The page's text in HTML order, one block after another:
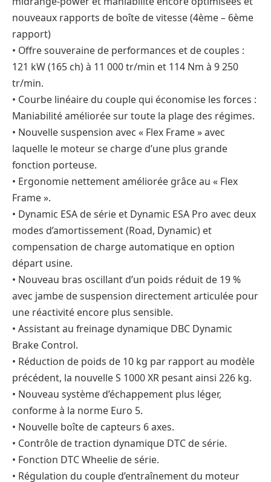
nouveaux rapports de boîte de vitesse (4ème – 6ème
rapport)
• Offre souveraine de performances et de couples :
121 kW (165 ch) à 11 000 tr/min et 114 Nm à 9 250
tr/min.
• Courbe linéaire du couple qui économise les forces :
Maniabilité améliorée sur toute la plage des régimes.
• Nouvelle suspension avec « Flex Frame » avec
laquelle le moteur se charge d’une plus grande
fonction porteuse.
• Ergonomie nettement améliorée grâce au « Flex
Frame ».
• Dynamic ESA de série et Dynamic ESA Pro avec deux
modes d’amortissement (Road, Dynamic) et
compensation de charge automatique en option
départ usine.
• Nouveau bras oscillant d’un poids réduit de 19 %
avec jambe de suspension directement articulée pour
une réactivité encore plus sensible.
• Assistant au freinage dynamique DBC Dynamic
Brake Control.
• Réduction de poids de 10 kg par rapport au modèle
précédent, la nouvelle S 1000 XR pesant ainsi 226 kg.
• Nouveau système d’échappement plus léger,
conforme à la norme Euro 5.
• Nouvelle boîte de capteurs 6 axes.
• Contrôle de traction dynamique DTC de série.
• Fonction DTC Wheelie de série.
• Régulation du couple d’entraînement du moteur